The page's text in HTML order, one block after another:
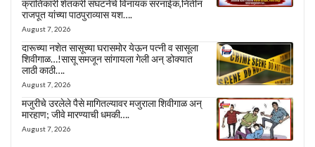
क्रांतिकारी शेतकरी संघटनेचे विनायक सरनाईक,नितीन
राजपूत यांच्या पाठपुराव्यास यश….
August 7, 2026
दारूच्या नशेत सासूच्या घरासमोर येऊन पत्नी व सासूला
शिवीगाळ…!सासू समजून सांगायला गेली अन् डोक्यात
लाठी काठी….
August 7, 2026
मजुरीचे उरलेले पैसे मागितल्यावर मजुराला शिवीगाळ अन्
मारहाण; जीवे मारण्याची धमकी….
August 7, 2026